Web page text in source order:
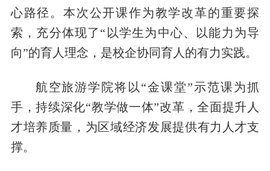
心路径。本次公开课作为教学改革的重要探
索，充分体现了“以学生为中心、以能力为导
向”的育人理念，是校企协同育人的有力实践。
航空旅游学院将以“金课堂”示范课为抓
手，持续深化“教学做一体”改革，全面提升人
才培养质量，为区域经济发展提供有力人才支
撑。